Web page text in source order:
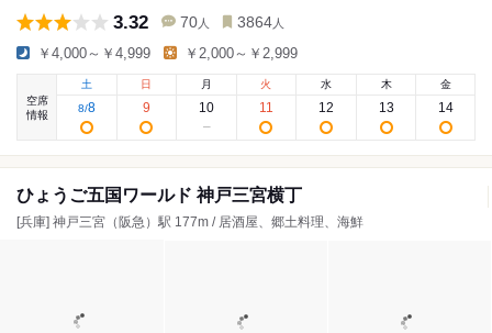
3.32 70 人 3864 人
￥4,000～￥4,999 ￥2,000～￥2,999
空席
情報
土
8/8
日
9
月
10
火
11
水
12
木
13
金
14
ひょうご五国ワールド 神戸三宮横丁
[兵庫] 神戸三宮（阪急）駅 177m / 居酒屋、郷土料理、海鮮